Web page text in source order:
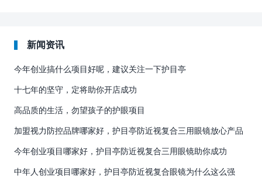
新闻资讯
今年创业搞什么项目好呢，建议关注一下护目亭
十七年的坚守，定将助你开店成功
高品质的生活，勿望孩子的护眼项目
加盟视力防控品牌哪家好，护目亭防近视复合三用眼镜放心产品
今年创业项目哪家好，护目亭防近视复合三用眼镜助你成功
中年人创业项目哪家好，护目亭防近视复合眼镜为什么这么强